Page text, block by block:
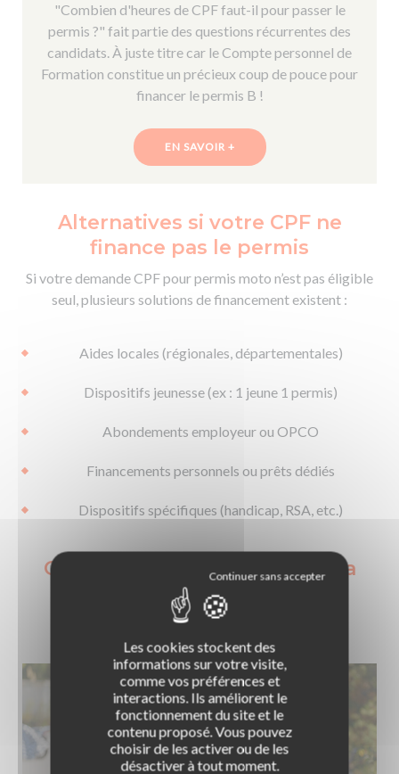
"Combien d'heures de CPF faut-il pour passer le
permis ?" fait partie des questions récurrentes des
candidats. À juste titre car le Compte personnel de
Formation constitue un précieux coup de pouce pour
financer le permis B !
EN SAVOIR +
Alternatives si votre CPF ne
finance pas le permis
Si votre demande CPF pour permis moto n’est pas éligible
seul, plusieurs solutions de financement existent :
Aides locales (régionales, départementales)
Dispositifs jeunesse (ex : 1 jeune 1 permis)
Abondements employeur ou OPCO
Financements personnels ou prêts dédiés
Dispositifs spécifiques (handicap, RSA, etc.)
Quels sont les avantages de la
formation permis moto avec
CPF ?
Les cookies stockent des
informations sur votre visite,
comme vos préférences et
interactions. Ils améliorent le
fonctionnement du site et le
contenu proposé. Vous pouvez
choisir de les activer ou de les
désactiver à tout moment.